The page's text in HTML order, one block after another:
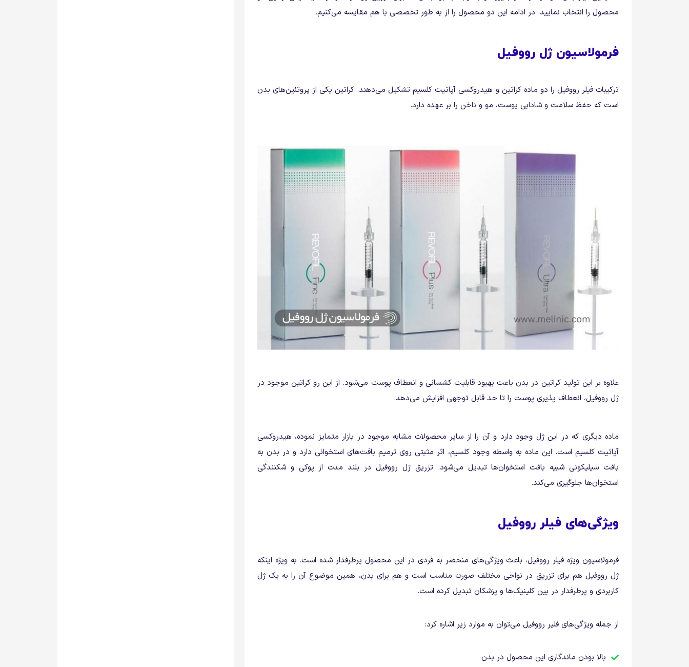
محصول را انتخاب نمایید. در ادامه این دو محصول را از به طور تخصصی با هم مقایسه می‌کنیم.
فرمولاسیون ژل رووفیل
ترکیبات فیلر رووفیل را دو ماده کراتین و هیدروکسی آپاتیت کلسیم تشکیل می‌دهند. کراتین یکی از پروتئین‌های بدن
است که حفظ سلامت و شادابی پوست، مو و ناخن را بر عهده دارد.
علاوه بر این تولید کراتین در بدن باعث بهبود قابلیت کشسانی و انعطاف پوست می‌شود. از این رو کراتین موجود در
ژل رووفیل، انعطاف پذیری پوست را تا حد قابل توجهی افزایش می‌دهد.
ماده دیگری که در این ژل وجود دارد و آن را از سایر محصولات مشابه موجود در بازار متمایز نموده، هیدروکسی
آپاتیت کلسیم است. این ماده به واسطه وجود کلسیم، اثر مثبتی روی ترمیم بافت‌های استخوانی دارد و در بدن به
بافت سیلیکونی شبیه بافت استخوان‌ها تبدیل می‌شود. تزریق ژل رووفیل در بلند مدت از پوکی و شکنندگی
استخوان‌ها جلوگیری می‌کند.
ویژگی‌های فیلر رووفیل
فرمولاسیون ویژه فیلر رووفیل، باعث ویژگی‌های منحصر به فردی در این محصول پرطرفدار شده است. به ویژه اینکه
ژل رووفیل هم برای تزریق در نواحی مختلف صورت مناسب است و هم برای بدن، همین موضوع آن را به یک ژل
کاربردی و پرطرفدار در بین کلینیک‌ها و پزشکان تبدیل کرده است.
از جمله ویژگی‌های فلیر رووفیل می‌توان به موارد زیر اشاره کرد:
بالا بودن ماندگاری این محصول در بدن